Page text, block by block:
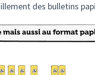
des bulletins